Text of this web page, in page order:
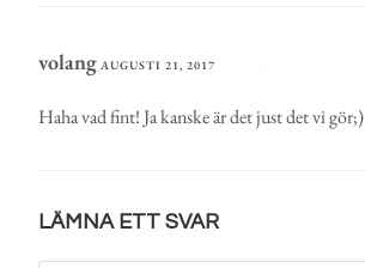
volang AUGUSTI 21, 2017
Haha vad fint! Ja kanske är det just det vi gör;)
LÄMNA ETT SVAR